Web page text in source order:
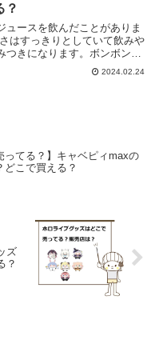
？
ュースを飲んだことがありま
はすっきりとしていて飲みや
つきになります。ボンボンジ
こで売ってる？カルディやド
る？そこで今回はボンボンジ
2024.02.24
ってる？】キャベピィmaxの
どこで買える？
ズ
？